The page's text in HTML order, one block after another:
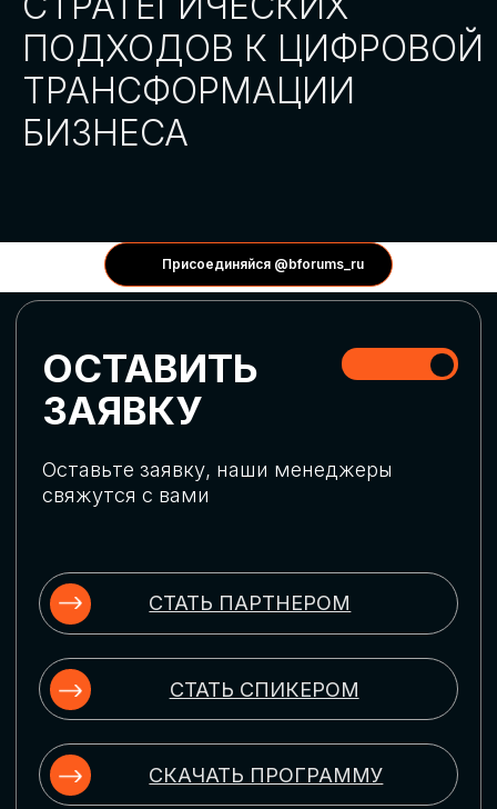
Присоединяйся @bforums_ru
АККРЕДИТАЦИЯ
СМИ
ГЛОБАЛЬНАЯ
ЦИФРОВИЗАЦИЯ
актуальных трендов глобальной цифровой
трансформации. Узнаем о новых подходах
массовом использовании ИИ-
инструментов, обеспечении
ИСКУССТВЕННЫЙ
Узнаем как компании адаптируются к
новой ИИ-реальности. Как ИИ-
сотрудники становятся
«полноправными» членами команды, как
ИИ-помощники забирают на себя рутину
и как можно значительно увеличить
производительность без огромных
затрат на нейросети
ЦИФРОВИЗАЦИЯ
УПРАВЛЕНИЯ ПЕРСОНАЛОМ
Рассмотрим управление человеческим